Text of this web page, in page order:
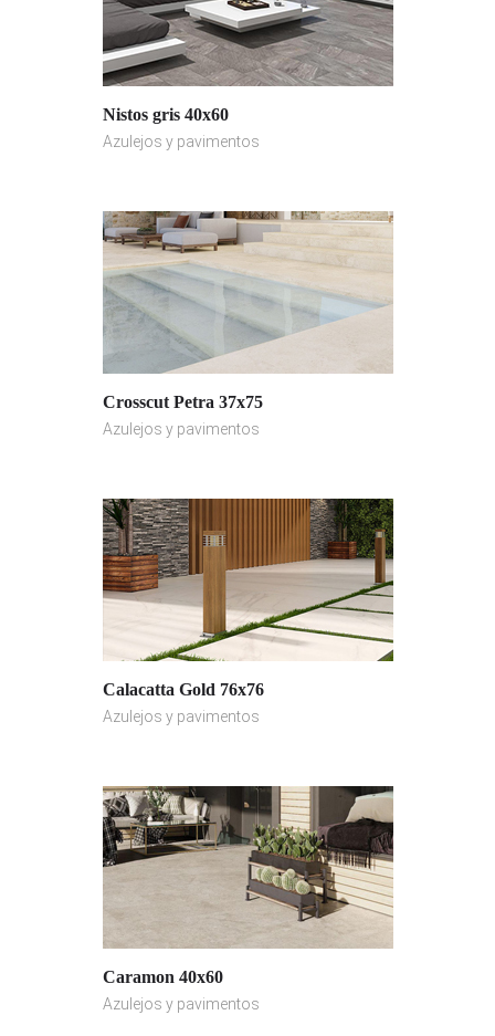
Nistos gris 40x60
Azulejos y pavimentos
Crosscut Petra 37x75
Azulejos y pavimentos
Calacatta Gold 76x76
Azulejos y pavimentos
Caramon 40x60
Azulejos y pavimentos